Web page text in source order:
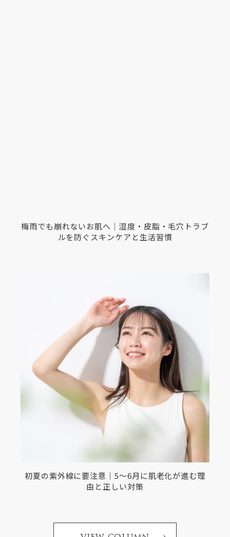
梅雨でも崩れないお肌へ｜湿度・皮脂・毛穴トラブ
ルを防ぐスキンケアと生活習慣
初夏の紫外線に要注意｜5〜6月に肌老化が進む理
由と正しい対策